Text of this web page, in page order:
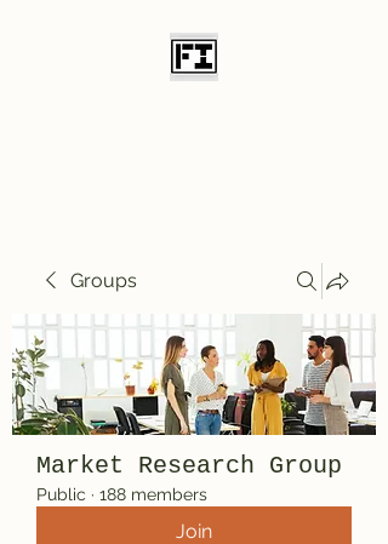
Groups
Market Research Group
Public · 188 members
Join